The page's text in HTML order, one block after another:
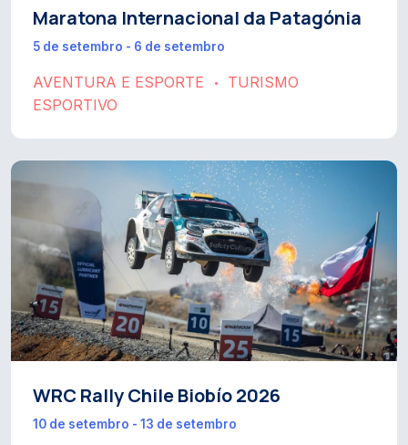
Maratona Internacional da Patagónia
5 de setembro - 6 de setembro
AVENTURA E ESPORTE •
TURISMO
ESPORTIVO
WRC Rally Chile Biobío 2026
10 de setembro - 13 de setembro